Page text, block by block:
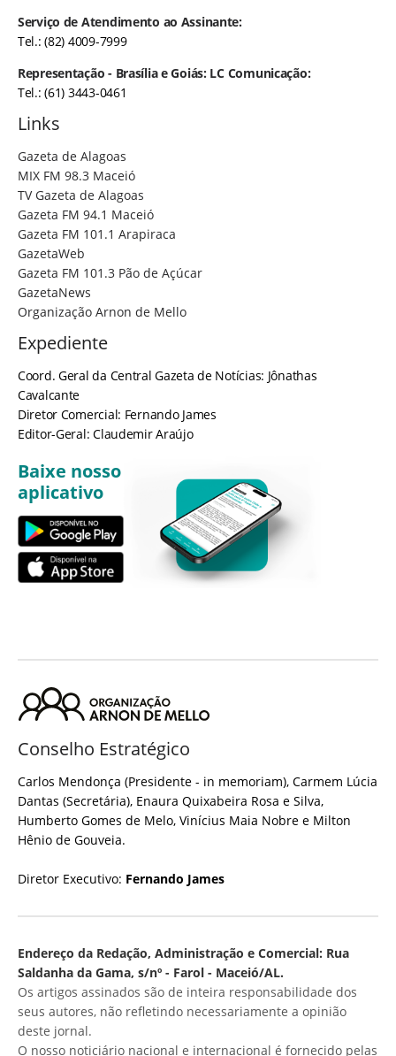
Serviço de Atendimento ao Assinante:
Tel.: (82) 4009-7999
Representação - Brasília e Goiás: LC Comunicação:
Tel.: (61) 3443-0461
Links
Gazeta de Alagoas
MIX FM 98.3 Maceió
TV Gazeta de Alagoas
Gazeta FM 94.1 Maceió
Gazeta FM 101.1 Arapiraca
GazetaWeb
Gazeta FM 101.3 Pão de Açúcar
GazetaNews
Organização Arnon de Mello
Expediente
Coord. Geral da Central Gazeta de Notícias: Jônathas
Cavalcante
Diretor Comercial: Fernando James
Editor-Geral: Claudemir Araújo
Baixe nosso
aplicativo
Conselho Estratégico
Carlos Mendonça (Presidente - in memoriam), Carmem Lúcia
Dantas (Secretária), Enaura Quixabeira Rosa e Silva,
Humberto Gomes de Melo, Vinícius Maia Nobre e Milton
Hênio de Gouveia.
Diretor Executivo: Fernando James
Endereço da Redação, Administração e Comercial: Rua
Saldanha da Gama, s/nº - Farol - Maceió/AL.
Os artigos assinados são de inteira responsabilidade dos
seus autores, não refletindo necessariamente a opinião
deste jornal.
O nosso noticiário nacional e internacional é fornecido pelas